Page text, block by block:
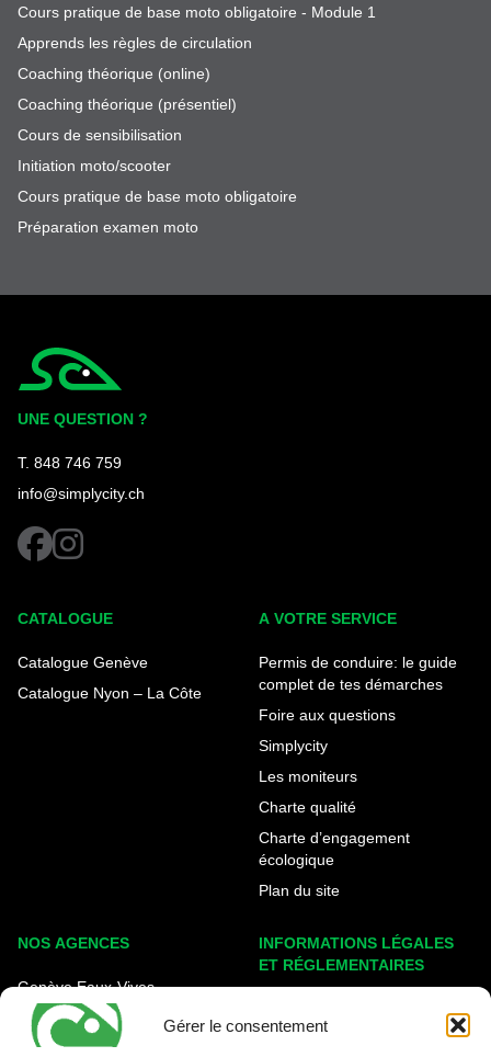
Gérer le consentement
Cours pratique de base moto obligatoire - Module 1
Apprends les règles de circulation
Coaching théorique (online)
Coaching théorique (présentiel)
Cours de sensibilisation
Initiation moto/scooter
Cours pratique de base moto obligatoire
Préparation examen moto
UNE QUESTION ?
T. 848 746 759
info@simplycity.ch
facebookinstagram
CATALOGUE
Catalogue Genève
Catalogue Nyon – La Côte
A VOTRE SERVICE
Permis de conduire: le guide
complet de tes démarches
Foire aux questions
Simplycity
Les moniteurs
Charte qualité
Charte d’engagement
écologique
Plan du site
NOS AGENCES
Genève Eaux-Vives
Carouge - Rondeau
Nyon - La Côte
INFORMATIONS LÉGALES
ET RÉGLEMENTAIRES